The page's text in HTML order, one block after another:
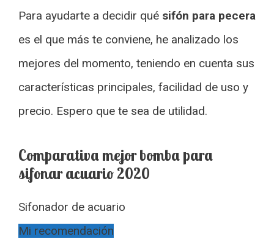
Para ayudarte a decidir qué sifón para pecera
es el que más te conviene, he analizado los
mejores del momento, teniendo en cuenta sus
características principales, facilidad de uso y
precio. Espero que te sea de utilidad.
Comparativa mejor bomba para
sifonar acuario 2020
Sifonador de acuario
Mi recomendación